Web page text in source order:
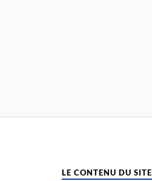
LE CONTENU DU SITE